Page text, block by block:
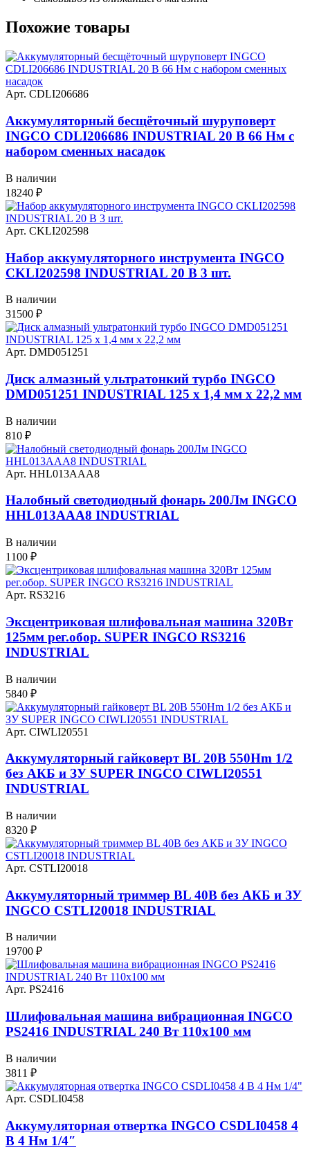
Похожие товары
Арт. CDLI206686
Аккумуляторный бесщёточный шуруповерт
INGCO CDLI206686 INDUSTRIAL 20 В 66 Нм с
набором сменных насадок
В наличии
18240 ₽
Арт. CKLI202598
Набор аккумуляторного инструмента INGCO
CKLI202598 INDUSTRIAL 20 В 3 шт.
В наличии
31500 ₽
Арт. DMD051251
Диск алмазный ультратонкий турбо INGCO
DMD051251 INDUSTRIAL 125 х 1,4 мм x 22,2 мм
В наличии
810 ₽
Арт. HHL013AAA8
Налобный светодиодный фонарь 200Лм INGCO
HHL013AAA8 INDUSTRIAL
В наличии
1100 ₽
Арт. RS3216
Эксцентриковая шлифовальная машина 320Вт
125мм рег.обор. SUPER INGCO RS3216
INDUSTRIAL
В наличии
5840 ₽
Арт. CIWLI20551
Аккумуляторный гайковерт BL 20В 550Hm 1/2
без АКБ и ЗУ SUPER INGCO CIWLI20551
INDUSTRIAL
В наличии
8320 ₽
Арт. CSTLI20018
Аккумуляторный триммер BL 40В без АКБ и ЗУ
INGCO CSTLI20018 INDUSTRIAL
В наличии
19700 ₽
Арт. PS2416
Шлифовальная машина вибрационная INGCO
PS2416 INDUSTRIAL 240 Вт 110х100 мм
В наличии
3811 ₽
Арт. CSDLI0458
Аккумуляторная отвертка INGCO CSDLI0458 4
В 4 Нм 1/4″